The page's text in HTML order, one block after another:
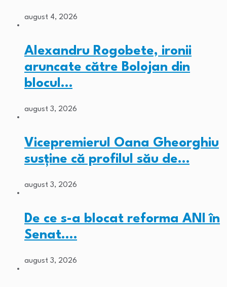
august 4, 2026
Alexandru Rogobete, ironii
aruncate către Bolojan din
blocul…
august 3, 2026
Vicepremierul Oana Gheorghiu
susține că profilul său de…
august 3, 2026
De ce s-a blocat reforma ANI în
Senat.…
august 3, 2026